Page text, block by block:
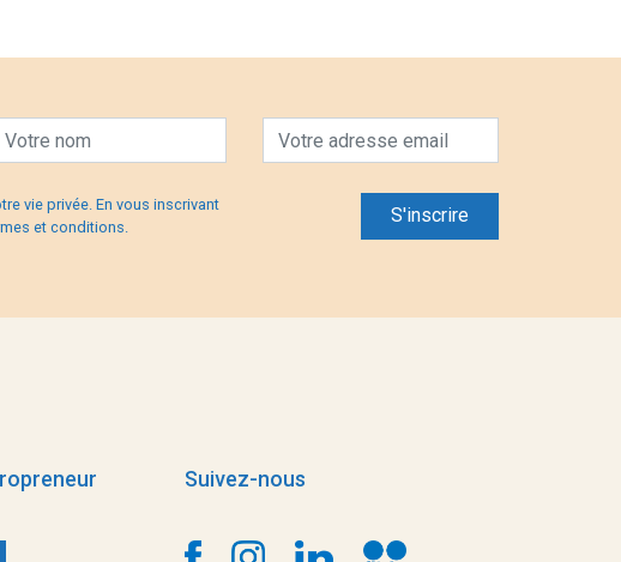
vie privée. En vous inscrivant
et conditions.
Suivez-nous